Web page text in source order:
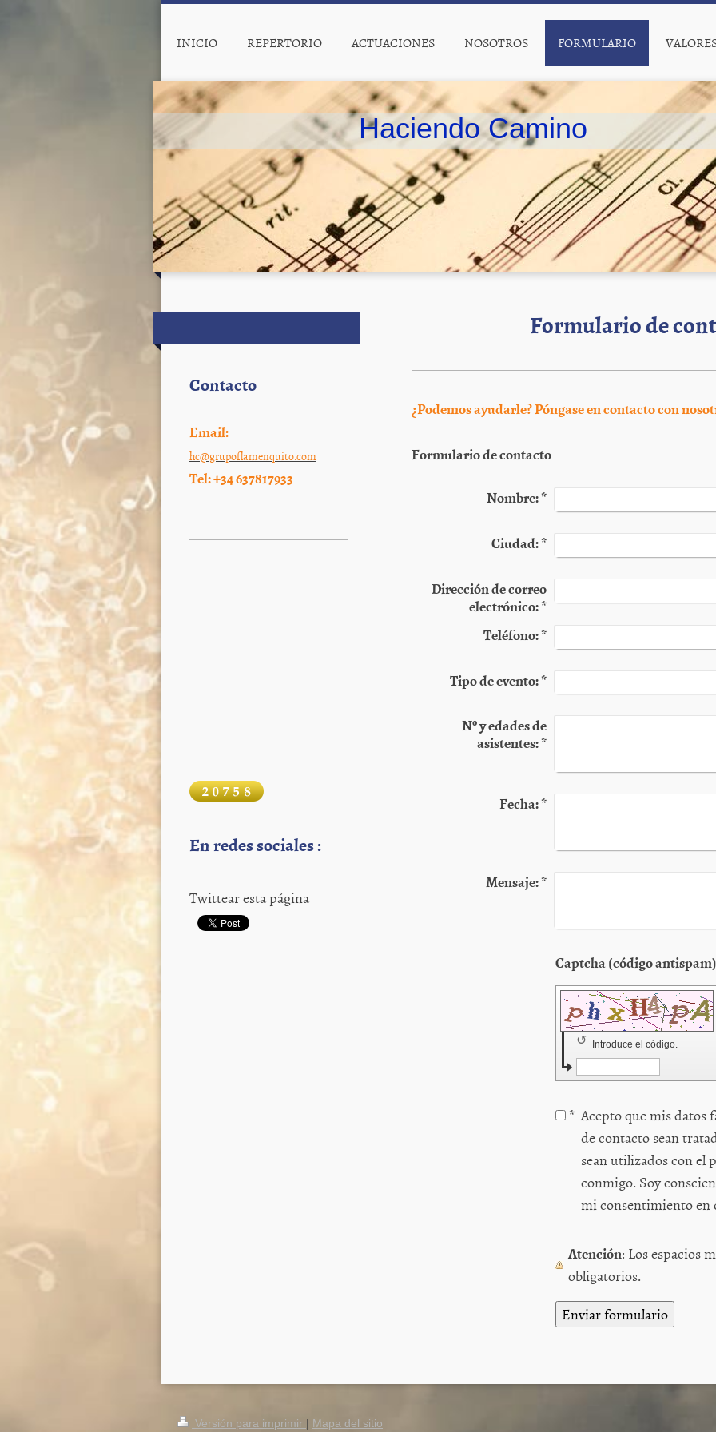
INICIO REPERTORIO ACTUACIONES NOSOTROS FORMULARIO
Haciendo Camino
Formulario de
¿Podemos ayudarle? Póngase en contacto con
Formulario de contacto
Nombre:*
Ciudad:*
Dirección de correo
electrónico:*
Teléfono:*
Tipo de evento:*
Nº y edades de
asistentes:*
Fecha:*
Mensaje:*
Introduce el código.
↺
* Acepto que mis
de contacto sean
sean utilizados con el propósito de contactar
conmigo. Soy
mi consentimiento
Atención : Los espacios
obligatorios.
Contacto
Email:
hc@grupoflamenquito.com
Tel:+34 637817933
En redes sociales :
Twittear esta página
Versión para imprimir | Mapa del sitio